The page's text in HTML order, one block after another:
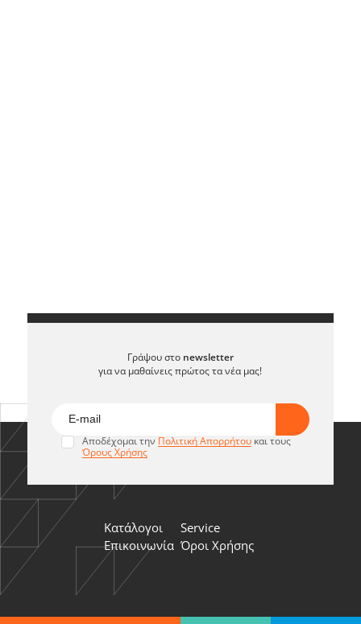
Γράψου στο newsletter
για να μαθαίνεις πρώτος τα νέα μας!
Αποδέχομαι την Πολιτική Απορρήτουκαι τους
Όρους Χρήσης
Κατάλογοι
Service
Επικοινωνία Όροι Χρήσης